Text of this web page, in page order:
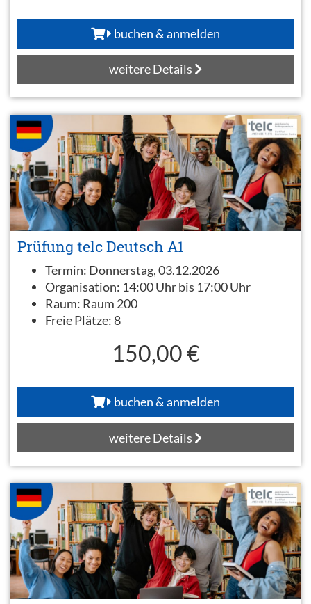
buchen & anmelden
weitere Details
Prüfung telc Deutsch A1
Termin: Donnerstag, 03.12.2026
Organisation: 14:00 Uhr bis 17:00 Uhr
Raum: Raum 200
Freie Plätze: 8
150,00 €
buchen & anmelden
weitere Details